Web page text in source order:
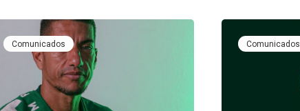
Comunicados Comunicados